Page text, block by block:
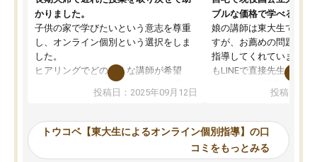
かりました。
子供の家で学びたいという意志を尊重
し、オンライン個別という選択をしま
した。
ヒアリングでどのような講師が希望
か、オプションは付帯するかなど選ぶ
事が出来ました。
ーティングを行い、その講師で良いか
見てから講師を決定する事ができま
投稿日：2025年09月12日
ブルな価格で学べる
娘の講師は東大生では無
すが、お薦めの問題集や
指導してくれています。
もLINEで直接先生に質問
めれるので、個人に合
いなのがあり(有料)、受
ことをどんなスケジュー
くか相談したのですが、
投稿日：
トウコベ【東大生によるオンライン個別指導】の口
コミをもっとみる